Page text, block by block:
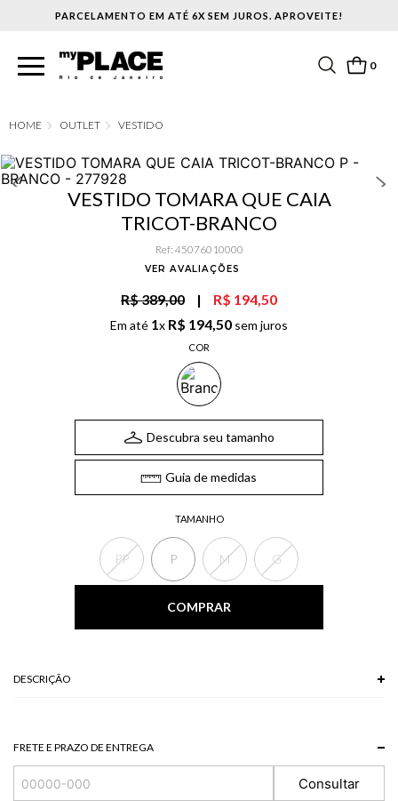
PARCELAMENTO EM ATÉ 6X SEM JUROS. APROVEITE!
0
OUTLET VESTIDO
VESTIDO TOMARA QUE CAIA
TRICOT-BRANCO
Ref: 45076010000
VER AVALIAÇÕES
R$ 389,00 | R$ 194,50
Em até 1x R$ 194,50 sem juros
COR
TAMANHO
PP P M G
Descubra seu tamanho
Guia de medidas
COMPRAR
DESCRIÇÃO
FRETE E PRAZO DE ENTREGA
Consultar